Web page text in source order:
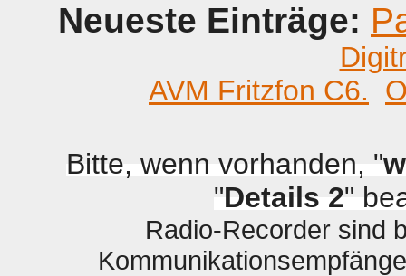
Neueste Einträge:
AVM Fritzfon C6.
Bitte, wenn vorhanden, "
"Details 2"
Radio-Recorder sind